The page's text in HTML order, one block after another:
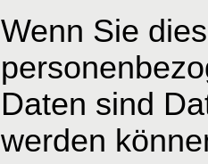
Wenn Sie
Daten sind
werden